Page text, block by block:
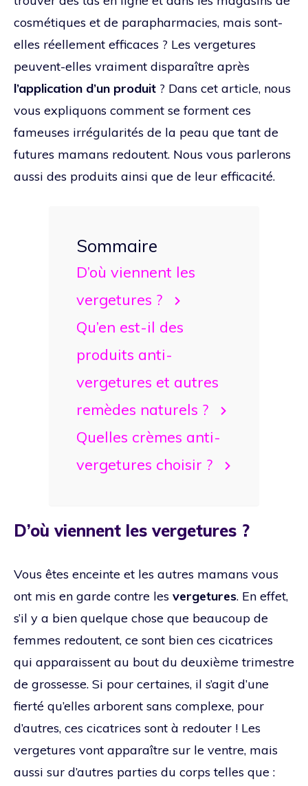
cosmétiques et de parapharmacies, mais sont-
elles réellement efficaces ? Les vergetures
peuvent-elles vraiment disparaître après
l’application d’un produit ? Dans cet article, nous
vous expliquons comment se forment ces
fameuses irrégularités de la peau que tant de
futures mamans redoutent. Nous vous parlerons
aussi des produits ainsi que de leur efficacité.
Sommaire
D’où viennent les
vergetures ?
Qu’en est-il des
produits anti-
vergetures et autres
remèdes naturels ?
Quelles crèmes anti-
vergetures choisir ?
D’où viennent les vergetures ?
Vous êtes enceinte et les autres mamans vous
ont mis en garde contre les vergetures. En effet,
s’il y a bien quelque chose que beaucoup de
femmes redoutent, ce sont bien ces cicatrices
qui apparaissent au bout du deuxième trimestre
de grossesse. Si pour certaines, il s’agit d’une
fierté qu’elles arborent sans complexe, pour
d’autres, ces cicatrices sont à redouter ! Les
vergetures vont apparaître sur le ventre, mais
aussi sur d’autres parties du corps telles que :